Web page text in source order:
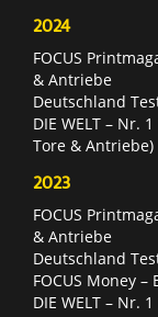
2024
FOCUS
& Antriebe
Deutschland
DIE WELT – Nr.
Tore & Antriebe)
2023
FOCUS
& Antriebe
Deutschland
FOCUS Money
DIE WELT – Nr.